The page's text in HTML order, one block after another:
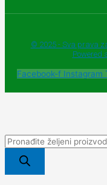
© 2025 - Sva prava
Powered
Facebook-f Instagram